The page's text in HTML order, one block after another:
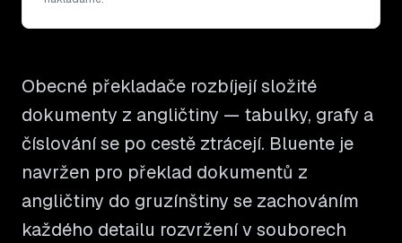
Obecné překladače rozbíjejí složité
dokumenty z angličtiny — tabulky, grafy a
číslování se po cestě ztrácejí. Bluente je
navržen pro překlad dokumentů z
angličtiny do gruzínštiny se zachováním
každého detailu rozvržení v souborech